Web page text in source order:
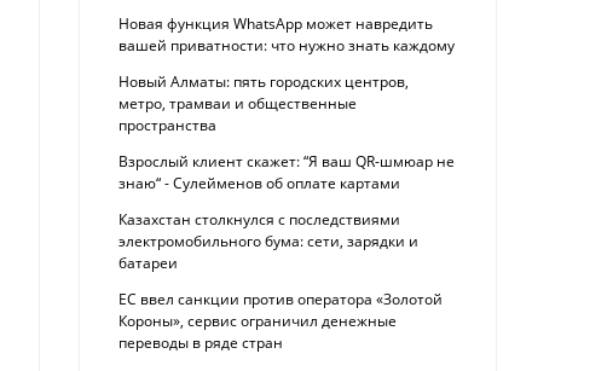
Новая функция WhatsApp может навредить
вашей приватности: что нужно знать каждому
Новый Алматы: пять городских центров,
метро, трамваи и общественные
пространства
Взрослый клиент скажет: “Я ваш QR-шмюар не
знаю“ - Сулейменов об оплате картами
Казахстан столкнулся с последствиями
электромобильного бума: сети, зарядки и
батареи
ЕС ввел санкции против оператора «Золотой
Короны», сервис ограничил денежные
переводы в ряде стран